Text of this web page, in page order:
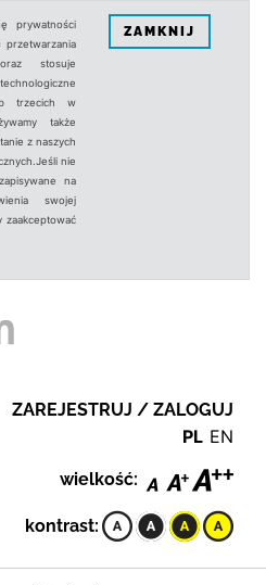
prywatności
stosuje
trzecich w
także
z naszych
nie
na
swojej
zaakceptować
ZAMKNIJ
ZAREJESTRUJ / ZALOGUJ
PL EN
wielkość:
kontrast: